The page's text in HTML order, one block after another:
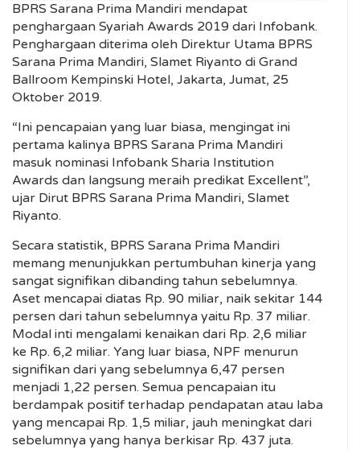
BPRS Sarana Prima Mandiri mendapat
penghargaan Syariah Awards 2019 dari Infobank.
Penghargaan diterima oleh Direktur Utama BPRS
Sarana Prima Mandiri, Slamet Riyanto di Grand
Ballroom Kempinski Hotel, Jakarta, Jumat, 25
Oktober 2019.
“Ini pencapaian yang luar biasa, mengingat ini
pertama kalinya BPRS Sarana Prima Mandiri
masuk nominasi Infobank Sharia Institution
Awards dan langsung meraih predikat Excellent”,
ujar Dirut BPRS Sarana Prima Mandiri, Slamet
Riyanto.
Secara statistik, BPRS Sarana Prima Mandiri
memang menunjukkan pertumbuhan kinerja yang
sangat signifikan dibanding tahun sebelumnya.
Aset mencapai diatas Rp. 90 miliar, naik sekitar 144
persen dari tahun sebelumnya yaitu Rp. 37 miliar.
Modal inti mengalami kenaikan dari Rp. 2,6 miliar
ke Rp. 6,2 miliar. Yang luar biasa, NPF menurun
signifikan dari yang sebelumnya 6,47 persen
menjadi 1,22 persen. Semua pencapaian itu
berdampak positif terhadap pendapatan atau laba
yang mencapai Rp. 1,5 miliar, jauh meningkat dari
sebelumnya yang hanya berkisar Rp. 437 juta.